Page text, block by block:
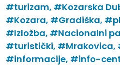
#turizam, #Kozarska
#Kozara, #Gradiška,
#Izložba, #Nacionalni
#turistički, #Mrakovica,
#informacije, #info-